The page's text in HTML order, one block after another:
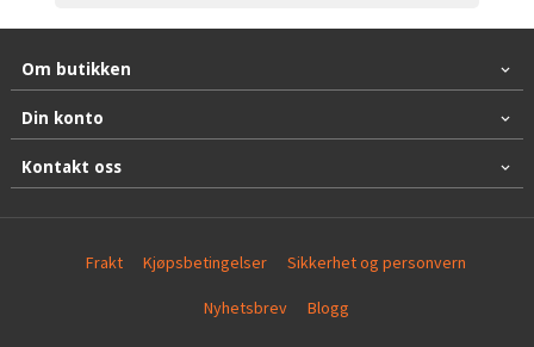
Om butikken
Din konto
Kontakt oss
Frakt Kjøpsbetingelser Sikkerhet og personvern
Nyhetsbrev Blogg